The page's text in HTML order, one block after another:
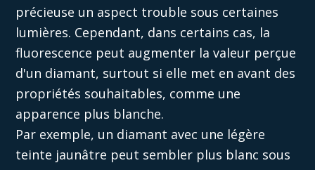
précieuse un aspect trouble sous certaines
lumières. Cependant, dans certains cas, la
fluorescence peut augmenter la valeur perçue
d'un diamant, surtout si elle met en avant des
propriétés souhaitables, comme une
apparence plus blanche.
Par exemple, un diamant avec une légère
teinte jaunâtre peut sembler plus blanc sous